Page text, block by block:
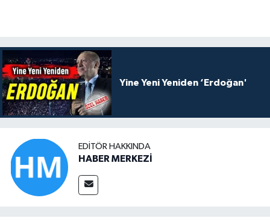
Yine Yeni Yeniden ‘Erdoğan'
EDITÖR HAKKINDA
HABER MERKEZİ